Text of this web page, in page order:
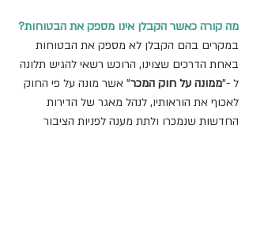
מה קורה כאשר הקבלן אינו מספק את הבטוחות?
במקרים בהם הקבלן לא מספק את הבטוחות
באחת הדרכים שצוינו, הרוכש רשאי להגיש תלונה
ל -"ממונה על חוק המכר" אשר מונה על פי החוק
לאכוף את הוראותיו, לנהל מאגר של הדירות
החדשות שנמכרו ולתת מענה לפניות הציבור